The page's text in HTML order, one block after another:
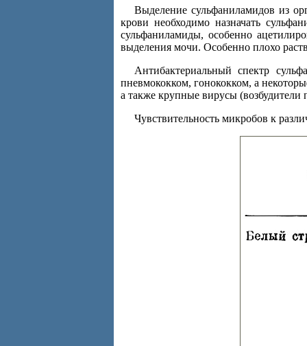
Выделение сульфаниламидов из
крови необходимо назначать
сульфаниламиды, особенно
выделения мочи. Особенно плохо
Антибактериальный спектр
пневмококком, гонококком, а
а также крупные вирусы
Чувствительность микробов к